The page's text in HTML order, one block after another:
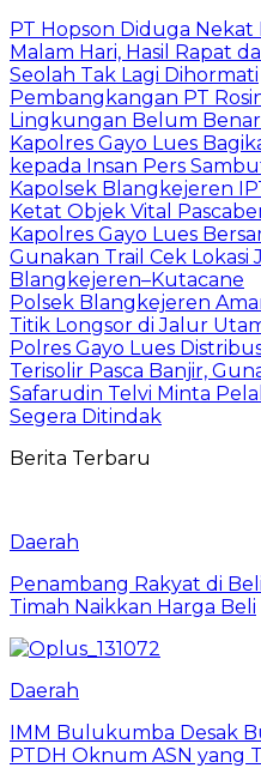
PT Hopson Diduga Nekat
Malam Hari, Hasil Rapat
Seolah Tak Lagi Dihormati
Pembangkangan PT
Lingkungan Belum
Kapolres Gayo Lues
kepada Insan Pers
Kapolsek Blangkejeren
Ketat Objek Vital
Kapolres Gayo Lues
Gunakan Trail Cek Lokasi
Blangkejeren–Kutacane
Polsek Blangkejeren
Titik Longsor di Jalur
Polres Gayo Lues
Terisolir Pasca Banjir,
Safarudin Telvi Minta
Segera Ditindak
Berita Terbaru
Daerah
Penambang Rakyat di
Timah Naikkan Harga Beli
Daerah
IMM Bulukumba Desak
PTDH Oknum ASN yang